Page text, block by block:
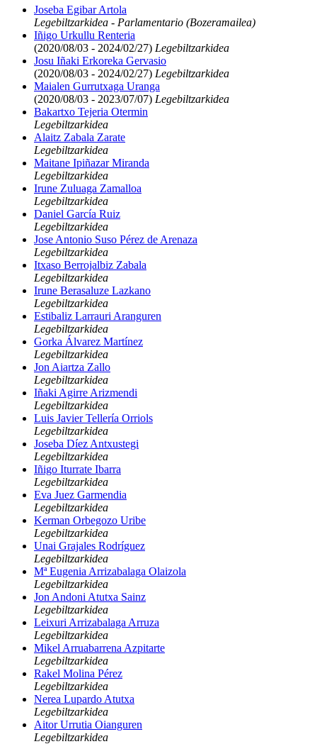
Joseba Egibar Artola
Legebiltzarkidea - Parlamentario (Bozeramailea)
Iñigo Urkullu Renteria
(2020/08/03 - 2024/02/27) Legebiltzarkidea
Josu Iñaki Erkoreka Gervasio
(2020/08/03 - 2024/02/27) Legebiltzarkidea
Maialen Gurrutxaga Uranga
(2020/08/03 - 2023/07/07) Legebiltzarkidea
Bakartxo Tejeria Otermin
Legebiltzarkidea
Alaitz Zabala Zarate
Legebiltzarkidea
Maitane Ipiñazar Miranda
Legebiltzarkidea
Irune Zuluaga Zamalloa
Legebiltzarkidea
Daniel García Ruiz
Legebiltzarkidea
Jose Antonio Suso Pérez de Arenaza
Legebiltzarkidea
Itxaso Berrojalbiz Zabala
Legebiltzarkidea
Irune Berasaluze Lazkano
Legebiltzarkidea
Estibaliz Larrauri Aranguren
Legebiltzarkidea
Gorka Álvarez Martínez
Legebiltzarkidea
Jon Aiartza Zallo
Legebiltzarkidea
Iñaki Agirre Arizmendi
Legebiltzarkidea
Luis Javier Tellería Orriols
Legebiltzarkidea
Joseba Díez Antxustegi
Legebiltzarkidea
Iñigo Iturrate Ibarra
Legebiltzarkidea
Eva Juez Garmendia
Legebiltzarkidea
Kerman Orbegozo Uribe
Legebiltzarkidea
Unai Grajales Rodríguez
Legebiltzarkidea
Mª Eugenia Arrizabalaga Olaizola
Legebiltzarkidea
Jon Andoni Atutxa Sainz
Legebiltzarkidea
Leixuri Arrizabalaga Arruza
Legebiltzarkidea
Mikel Arruabarrena Azpitarte
Legebiltzarkidea
Rakel Molina Pérez
Legebiltzarkidea
Nerea Lupardo Atutxa
Legebiltzarkidea
Aitor Urrutia Oianguren
Legebiltzarkidea